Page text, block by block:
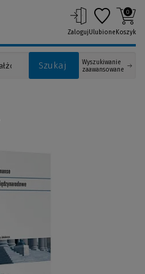
Szukaj
Wyszukiwanie
zaawansowane
ZalogujUlubione
0
Koszyk